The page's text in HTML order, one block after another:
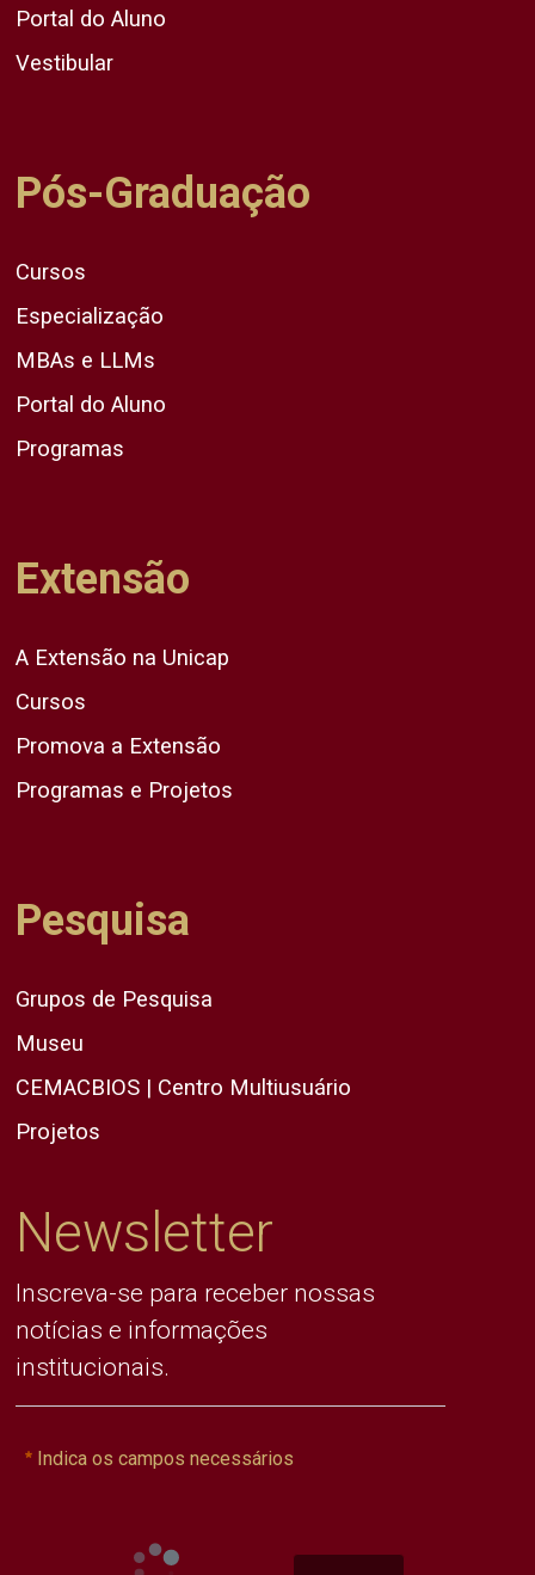
Portal do Aluno
Vestibular
Pós-Graduação
Cursos
Especialização
MBAs e LLMs
Portal do Aluno
Programas
Extensão
A Extensão na Unicap
Cursos
Promova a Extensão
Programas e Projetos
Pesquisa
Grupos de Pesquisa
Museu
CEMACBIOS | Centro Multiusuário
Projetos
Newsletter
Inscreva-se para receber nossas
notícias e informações
institucionais.
Indica os campos necessários